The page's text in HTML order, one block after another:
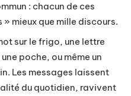
: chacun de ces
mieux que mille discours.
sur le frigo, une lettre
poche, ou même un
Les messages laissent
du quotidien, ravivent